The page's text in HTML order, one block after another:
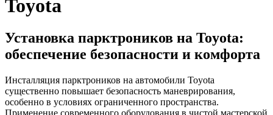
Toyota
Установка парктроников на Toyota:
обеспечение безопасности и комфорта
Инсталляция парктроников на автомобили Toyota
существенно повышает безопасность маневрирования,
особенно в условиях ограниченного пространства.